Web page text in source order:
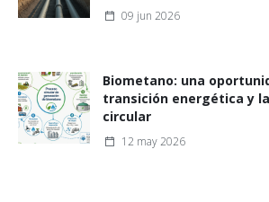
09 jun 2026
Biometano: una
transición energética y
circular
12 may 2026